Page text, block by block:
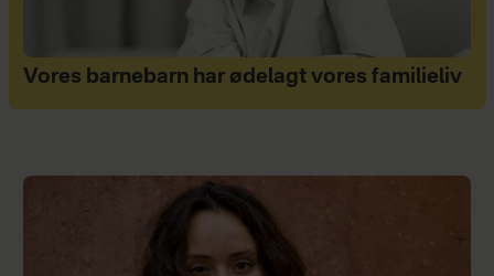
Vores barnebarn har ødelagt vores familieliv